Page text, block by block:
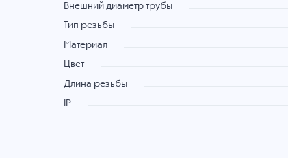
Внешний диаметр трубы
Тип резьбы
Материал
Цвет
Длина резьбы
IP